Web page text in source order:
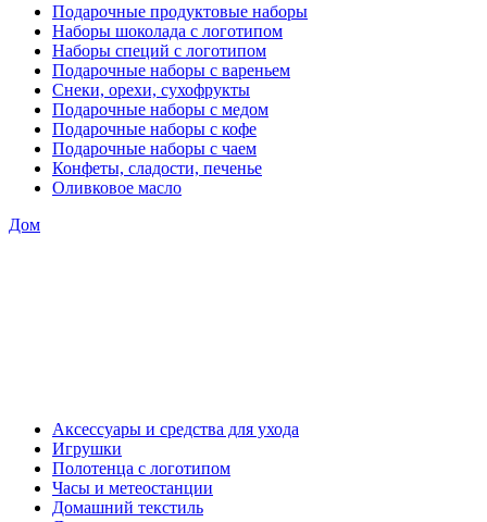
Подарочные продуктовые наборы
Наборы шоколада с логотипом
Наборы специй с логотипом
Подарочные наборы с вареньем
Снеки, орехи, сухофрукты
Подарочные наборы с медом
Подарочные наборы с кофе
Подарочные наборы с чаем
Конфеты, сладости, печенье
Оливковое масло
Дом
Аксессуары и средства для ухода
Игрушки
Полотенца с логотипом
Часы и метеостанции
Домашний текстиль